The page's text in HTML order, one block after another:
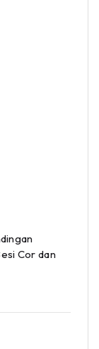
Cor dan